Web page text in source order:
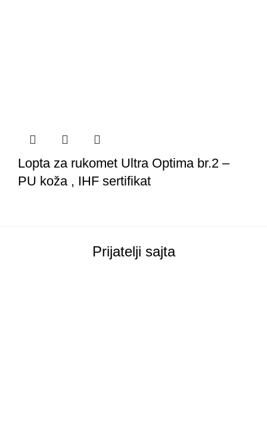
Lopta za rukomet Ultra Optima br.2 –
PU koža , IHF sertifikat
Prijatelji sajta